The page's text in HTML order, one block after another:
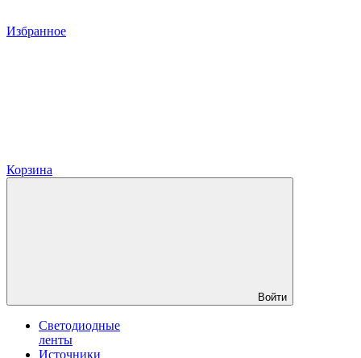
Избранное
Корзина
Войти
Светодиодные
ленты
Источники